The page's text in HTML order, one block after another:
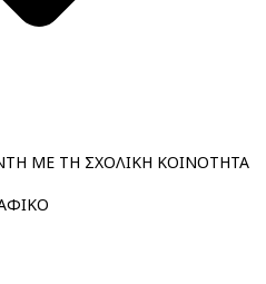
ΜΕ ΤΗ ΣΧΟΛΙΚΗ ΚΟΙΝΟΤΗΤΑ